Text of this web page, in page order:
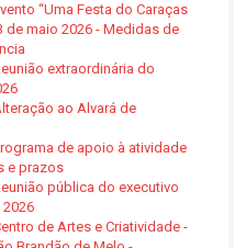
“Uma Festa do Caraças
de maio 2026 - Medidas de
extraordinária do
ao Alvará de
de apoio à atividade
e prazos
pública do executivo
de Artes e Criatividade -